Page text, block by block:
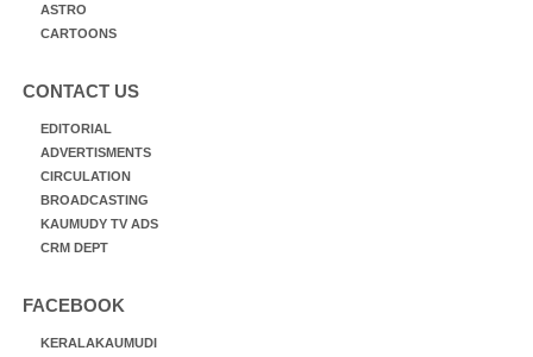
ASTRO
CARTOONS
CONTACT US
EDITORIAL
ADVERTISMENTS
CIRCULATION
BROADCASTING
KAUMUDY TV ADS
CRM DEPT
FACEBOOK
KERALAKAUMUDI